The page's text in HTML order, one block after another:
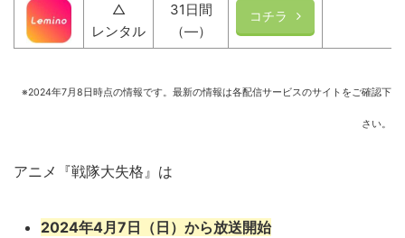
△
レンタル
31日間
（―）
コチラ
※2024年7月8日時点の情報です。最新の情報は各配信サービスのサイトをご確認下
さい。
アニメ『戦隊大失格』は
2024年4月7日（日）から放送開始